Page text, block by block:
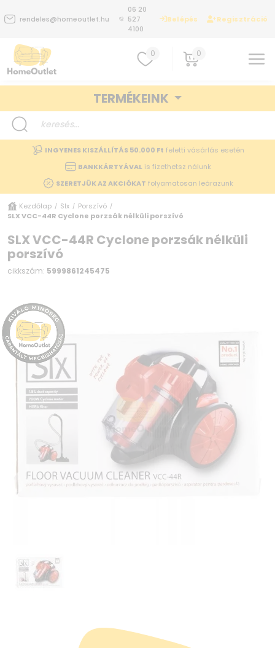
rendeles@homeoutlet.hu
06 20
527
4100
Belépés Regisztráció
0 0
TERMÉKEINK
INGYENES KISZÁLLÍTÁS 50.000 Ft feletti vásárlás esetén
BANKKÁRTYÁVALis fizethetsz nálunk
SZERETJÜK AZ AKCIÓKAT folyamatosan leárazunk
Kezdőlap / Slx / Porszívó /
SLX VCC-44R Cyclone porzsák nélküli porszívó
SLX VCC-44R Cyclone porzsák nélküli
porszívó
cikkszám: 5999861245475